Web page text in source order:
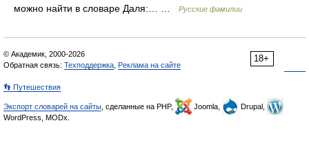
можно найти в словаре Даля:… …
Русские фамилии
18+
© Академик, 2000-2026
Обратная связь: Техподдержка Реклама на сайте
👣 Путешествия
Экспорт словарей на сайты , сделанные на PHP, Joomla,
Drupal,
WordPress, MODx.